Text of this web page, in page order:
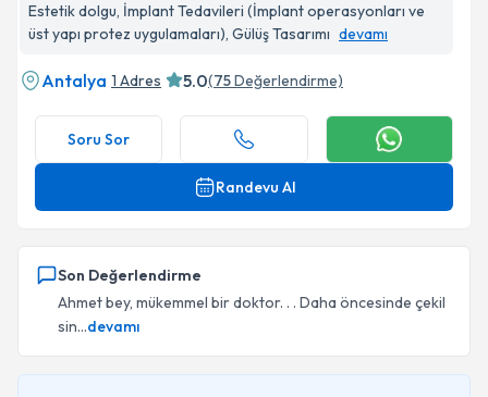
Estetik dolgu, İmplant Tedavileri (İmplant operasyonları ve
üst yapı protez uygulamaları), Gülüş Tasarımı devamı
Antalya 1 Adres 5.0(75Değerlendirme)
Soru Sor
Randevu Al
Son Değerlendirme
Ahmet bey, mükemmel bir doktor. . . Daha öncesinde çekil
sin...devamı